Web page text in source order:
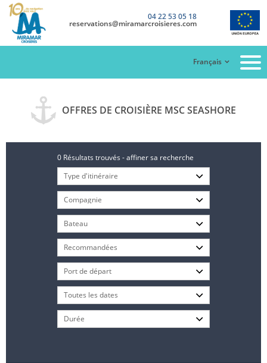
04 22 53 05 18
reservations@miramarcroisieres.com
Français
OFFRES DE CROISIÈRE MSC SEASHORE
0 Résultats trouvés - affiner sa recherche